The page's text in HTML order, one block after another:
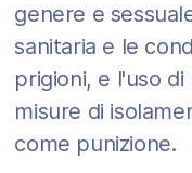
genere e
sanitaria e le
prigioni, e l'uso di
misure di
come punizione.